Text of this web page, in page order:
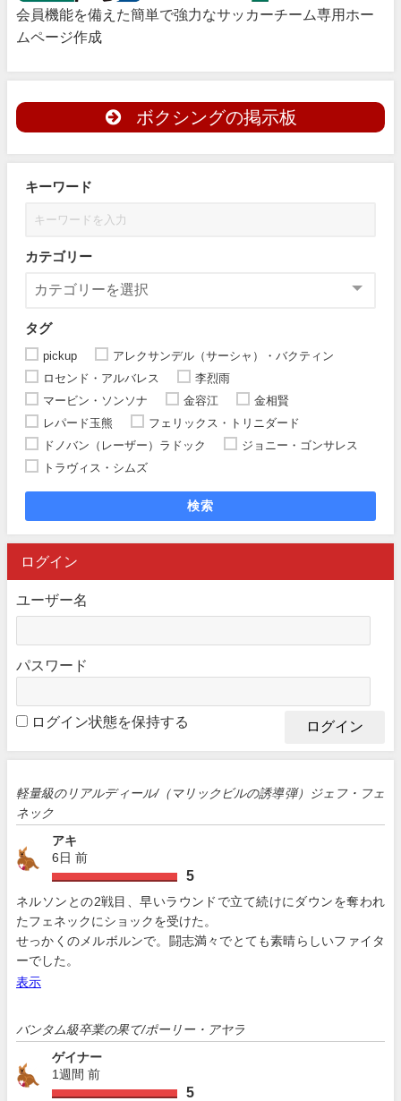
会員機能を備えた簡単で強力なサッカーチーム専用ホー
ムページ作成
ボクシングの掲示板
キーワード
カテゴリー
タグ
pickup
アレクサンデル（サーシャ）・バクティン
ロセンド・アルバレス
李烈雨
マービン・ソンソナ
金容江
金相賢
レパード玉熊
フェリックス・トリニダード
ドノバン（レーザー）ラドック
ジョニー・ゴンサレス
トラヴィス・シムズ
検索
ログイン
ユーザー名
パスワード
ログイン状態を保持する
軽量級のリアルディール/（マリックビルの誘導弾）ジェフ・フェ
ネック
アキ
6日 前
5
ネルソンとの2戦目、早いラウンドで立て続けにダウンを奪われ
たフェネックにショックを受けた。
せっかくのメルボルンで。闘志満々でとても素晴らしいファイタ
ーでした。
表示
バンタム級卒業の果て/ポーリー・アヤラ
ゲイナー
1週間 前
5